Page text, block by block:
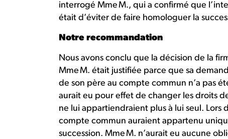
interrogé Mme M., qui a confirmé que
était d’éviter de faire homologuer la
Notre recommandation
Nous avons conclu que la décision de la
Mme M. était justifiée parce que sa
de son père au compte commun n’a pas
aurait eu pour effet de changer les droits
ne lui appartiendraient plus à lui seul. Lors
compte commun auraient appartenu
succession. Mme M. n’aurait eu aucune